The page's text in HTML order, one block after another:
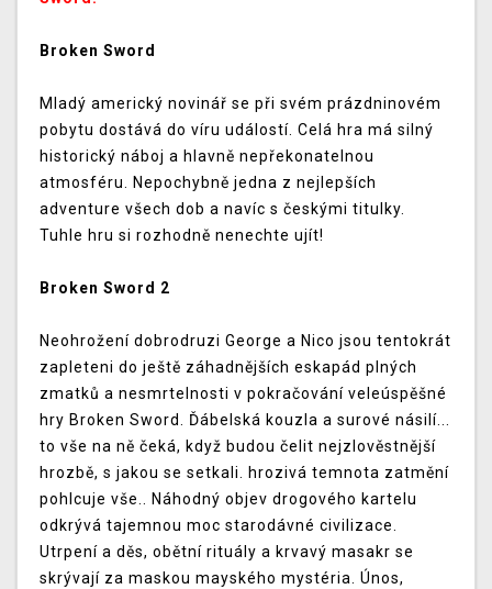
Broken Sword
Mladý americký novinář se při svém prázdninovém
pobytu dostává do víru událostí. Celá hra má silný
historický náboj a hlavně nepřekonatelnou
atmosféru. Nepochybně jedna z nejlepších
adventure všech dob a navíc s českými titulky.
Tuhle hru si rozhodně nenechte ujít!
Broken Sword 2
Neohrožení dobrodruzi George a Nico jsou tentokrát
zapleteni do ještě záhadnějších eskapád plných
zmatků a nesmrtelnosti v pokračování veleúspěšné
hry Broken Sword. Ďábelská kouzla a surové násilí...
to vše na ně čeká, když budou čelit nejzlověstnější
hrozbě, s jakou se setkali. hrozivá temnota zatmění
pohlcuje vše.. Náhodný objev drogového kartelu
odkrývá tajemnou moc starodávné civilizace.
Utrpení a děs, obětní rituály a krvavý masakr se
skrývají za maskou mayského mystéria. Únos,